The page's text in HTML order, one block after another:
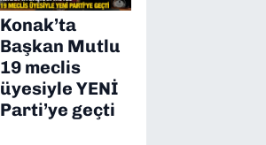
Konak’ta
Başkan Mutlu
19 meclis
üyesiyle YENİ
Parti’ye geçti